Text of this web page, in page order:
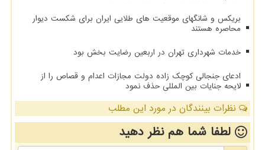
بریکس و شانگهای موقعیت های طلایی ایران برای شکست دیوار
محاصره هستند
خدمات شهرداری تهران در اربعین رضایت بخش بود
ادعای جنجالی کوچک زاده دولت مجازات اعدام و قصاص را از
لایحه جنایات بین المللی حذف نمود
نظرات بینندگان در مورد این مطلب
لطفا شما همنظر دهید